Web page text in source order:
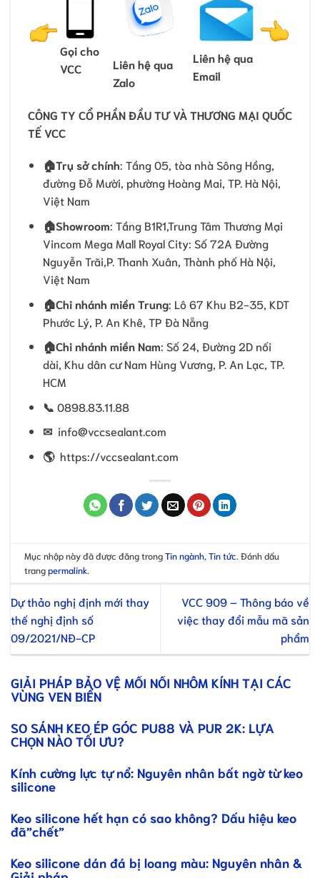
Gọi cho
VCC
Liên hệ qua
Zalo
Liên hệ qua
Email
CÔNG TY CỔ PHẦN ĐẦU TƯ VÀ THƯƠNG MẠI QUỐC
TẾ VCC
🏠Trụ sở chính: Tầng 05, tòa nhà Sông Hồng,
đường Đỗ Mười, phường Hoàng Mai, TP. Hà Nội,
Việt Nam
🏠Showroom: Tầng B1R1,Trung Tâm Thương Mại
Vincom Mega Mall Royal City: Số 72A Đường
Nguyễn Trãi,P. Thanh Xuân, Thành phố Hà Nội,
Việt Nam
🏠Chi nhánh miền Trung: Lô 67 Khu B2-35, KDT
Phước Lý, P. An Khê, TP Đà Nẵng
🏠Chi nhánh miền Nam: Số 24, Đường 2D nối
dài, Khu dân cư Nam Hùng Vương, P. An Lạc, TP.
HCM
📞 0898.83.11.88
✉ info@vccsealant.com
🌎 https://vccsealant.com
Mục nhập này đã được đăng trongTin ngành,Tin tức. Đánh dấu
trangpermalink.
Dự thảo nghị định mới thay
thế nghị định số
09/2021/NĐ-CP
VCC 909 – Thông báo về
việc thay đổi mẫu mã sản
phẩm
GIẢI PHÁP BẢO VỆ MỐI NỐI NHÔM KÍNH TẠI CÁC
VÙNG VEN BIỂN
SO SÁNH KEO ÉP GÓC PU88 VÀ PUR 2K: LỰA
CHỌN NÀO TỐI ƯU?
Kính cường lực tự nổ: Nguyên nhân bất ngờ từ keo
silicone
Keo silicone hết hạn có sao không? Dấu hiệu keo
đã”chết”
Keo silicone dán đá bị loang màu: Nguyên nhân &